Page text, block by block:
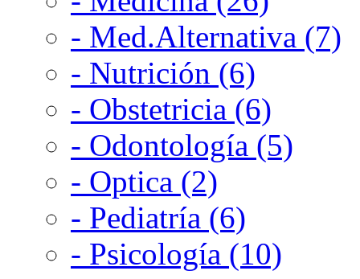
- Med.Alternativa (7)
- Nutrición (6)
- Obstetricia (6)
- Odontología (5)
- Optica (2)
- Pediatría (6)
- Psicología (10)